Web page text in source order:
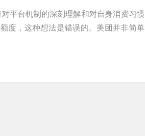
平台机制的深刻理解和对自身消费习惯
度，这种想法是错误的。美团并非简单